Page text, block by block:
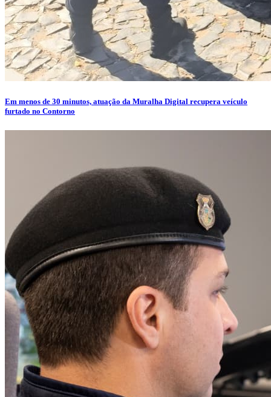
Em menos de 30 minutos, atuação da Muralha Digital recupera veículo
furtado no Contorno